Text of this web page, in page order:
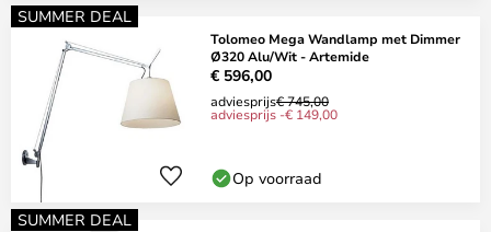
SUMMER DEAL
Tolomeo Mega Wandlamp met Dimmer
Ø320 Alu/Wit - Artemide
€ 596,00
adviesprijs€ 745,00
adviesprijs -€ 149,00
Op voorraad
SUMMER DEAL